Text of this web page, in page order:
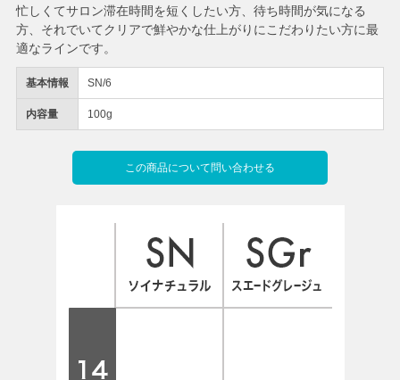
基本情報 SN/6
内容量 100g
この商品について問い合わせる
忙しくてサロン滞在時間を短くしたい方、待ち時間が気になる
方、それでいてクリアで鮮やかな仕上がりにこだわりたい方に最
適なラインです。